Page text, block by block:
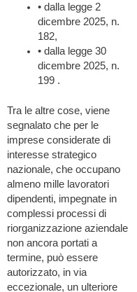
• dalla legge 2
dicembre 2025, n.
182,
• dalla legge 30
dicembre 2025, n.
199 .
Tra le altre cose, viene
segnalato che per le
imprese considerate di
interesse strategico
nazionale, che occupano
almeno mille lavoratori
dipendenti, impegnate in
complessi processi di
riorganizzazione aziendale
non ancora portati a
termine, può essere
autorizzato, in via
eccezionale, un ulteriore